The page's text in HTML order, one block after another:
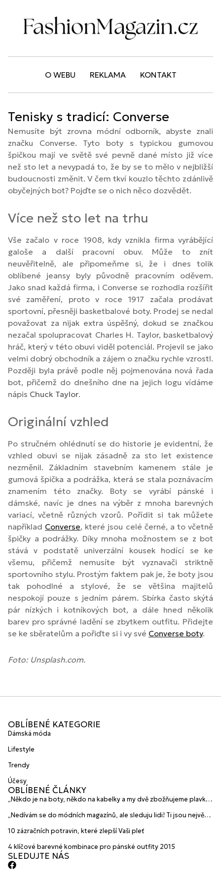
O WEBU REKLAMA KONTAKT
Tenisky s tradicí: Converse
Nemusíte být zrovna módní odborník, abyste znali
značku Converse. Tyto boty s typickou gumovou
špičkou mají ve světě své pevně dané místo již více
než sto let a nevypadá to, že by se to mělo v nejbližší
budoucnosti změnit. V čem tkví kouzlo těchto zdánlivě
obyčejných bot? Pojďte se o nich něco dozvědět.
Více než sto let na trhu
Vše začalo v roce 1908, kdy vznikla firma vyrábějící
galoše a další pracovní obuv. Může to znít
neuvěřitelně, ale připomeňme si, že i dnes tolik
oblíbené jeansy byly původně pracovním oděvem.
Jako snad každá firma, i Converse se rozhodla rozšířit
své zaměření, proto v roce 1917 začala prodávat
sportovní, přesněji basketbalové boty. Prodej se nedal
považovat za nijak extra úspěšný, dokud se značkou
nezačal spolupracovat Charles H. Taylor, basketbalový
hráč, který v této obuvi viděl potenciál. Projevil se jako
velmi dobrý obchodník a zájem o značku rychle vzrostl.
Později byla právě podle něj pojmenována nová řada
bot, přičemž do dnešního dne na jejich logu vídáme
nápis Chuck Taylor.
Originální vzhled
Po stručném ohlédnutí se do historie je evidentní, že
vzhled obuvi se nijak zásadně za sto let existence
nezměnil. Základním stavebním kamenem stále je
gumová špička a podrážka, která se stala poznávacím
znamením této značky. Boty se vyrábí pánské i
dámské, navíc je dnes na výběr z mnoha barevných
variací, včetně různých vzorů. Pořídit si tak můžete
například Converse, které jsou celé černé, a to včetně
špičky a podrážky. Díky mnoha možnostem se z bot
stává v podstatě univerzální kousek hodící se ke
všemu, přičemž nemusíte být vyznavači striktně
sportovního stylu. Prostým faktem pak je, že boty jsou
tak pohodlné a stylové, že se většina majitelů
nespokojí pouze s jedním párem. Sbírka často skýtá
pár nízkých i kotníkových bot, a dále hned několik
barev pro správné ladění se zbytkem outfitu. Přidejte
se ke sběratelům a pořiďte si i vy své Converse boty.
Foto: Unsplash.com.
OBLÍBENÉ KATEGORIE
Dámská móda
Lifestyle
Trendy
Účesy
OBLÍBENÉ ČLÁNKY
„Někdo je na boty, někdo na kabelky a my dvě zbožňujeme plavky“
HANAJANA Swimwear
„Nedívám se do módních magazínů, ale sleduju lidi! Ti jsou největší
10 zázračních potravin, které zlepší Vaši pleť
4 klíčové barevné kombinace pro pánské outfity 2015
SLEDUJTE NÁS